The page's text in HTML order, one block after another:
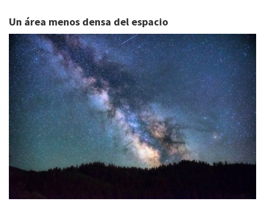
Un área menos densa del espacio